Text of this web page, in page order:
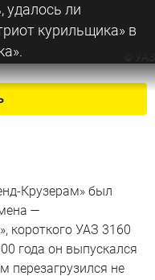
удалось ли
курильщика» в
© УАЗ
Крузерам» был
—
короткого УАЗ 3160
года он выпускался
перезагрузился не